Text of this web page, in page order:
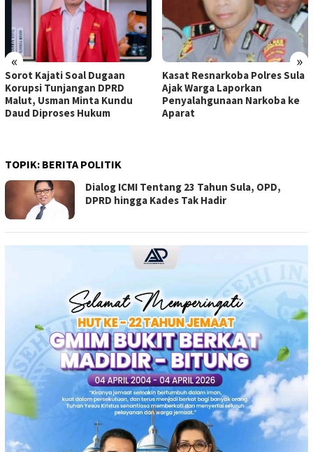
« »
Sorot Kajati Soal Dugaan
Korupsi Tunjangan DPRD
Malut, Usman Minta Kundu
Daud Diproses Hukum
Kasat Resnarkoba Polres Sula
Ajak Warga Laporkan
Penyalahgunaan Narkoba ke
Aparat
TOPIK: BERITA POLITIK
Dialog ICMI Tentang 23 Tahun Sula, OPD,
DPRD hingga Kades Tak Hadir